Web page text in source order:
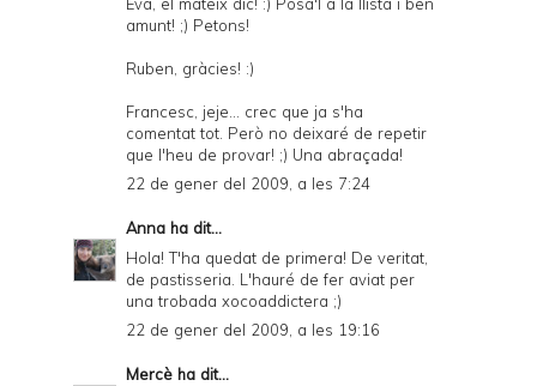
amunt! ;) Petons!
Ruben, gràcies! :)
Francesc, jeje... crec que ja s'ha
comentat tot. Però no deixaré de repetir
que l'heu de provar! ;) Una abraçada!
22 de gener del 2009, a les 7:24
Anna ha dit...
Hola! T'ha quedat de primera! De veritat,
de pastisseria. L'hauré de fer aviat per
una trobada xocoaddictera ;)
22 de gener del 2009, a les 19:16
Mercè ha dit...